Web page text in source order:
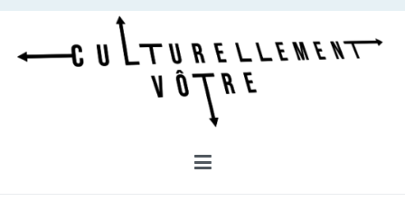
Aller
contenu